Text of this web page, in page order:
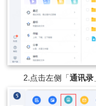
2.点击左侧「 通讯录